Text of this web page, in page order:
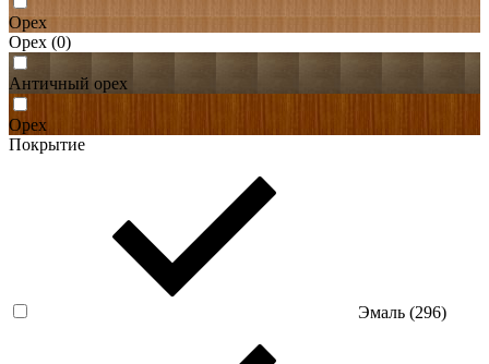
Орех
Орех (0)
Античный орех
Орех
Покрытие
Эмаль (296)